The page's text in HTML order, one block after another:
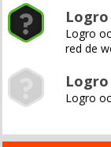
Logro
red de
Logro